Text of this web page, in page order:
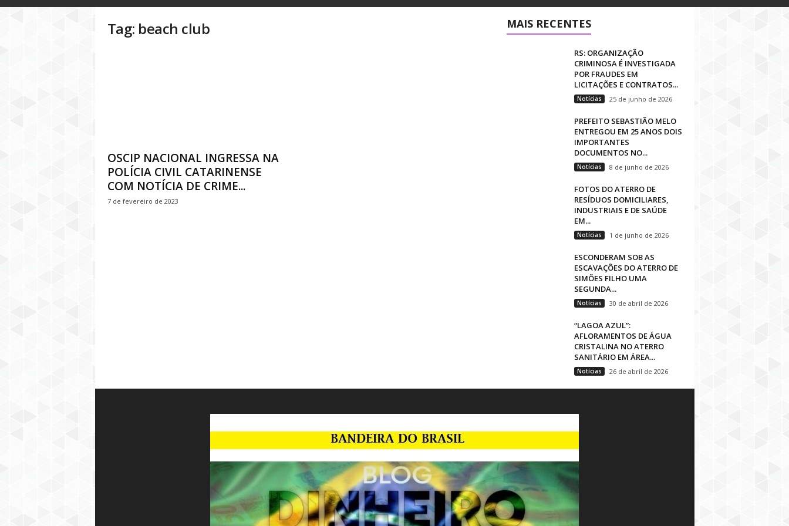
o
Tag: beach club
OSCIP NACIONAL INGRESSA NA
POLÍCIA CIVIL CATARINENSE
COM NOTÍCIA DE CRIME...
7 de fevereiro de 2023
MAIS RECENTES
RS: ORGANIZAÇÃO
CRIMINOSA É INVESTIGADA
POR FRAUDES EM
LICITAÇÕES E CONTRATOS...
Notícias 25 de junho de 2026
PREFEITO SEBASTIÃO MELO
ENTREGOU EM 25 ANOS DOIS
IMPORTANTES
DOCUMENTOS NO...
Notícias 8 de junho de 2026
FOTOS DO ATERRO DE
RESÍDUOS DOMICILIARES,
INDUSTRIAIS E DE SAÚDE
EM...
Notícias 1 de junho de 2026
ESCONDERAM SOB AS
ESCAVAÇÕES DO ATERRO DE
SIMÕES FILHO UMA
SEGUNDA...
Notícias 30 de abril de 2026
“LAGOA AZUL”:
AFLORAMENTOS DE ÁGUA
CRISTALINA NO ATERRO
SANITÁRIO EM ÁREA...
Notícias 26 de abril de 2026